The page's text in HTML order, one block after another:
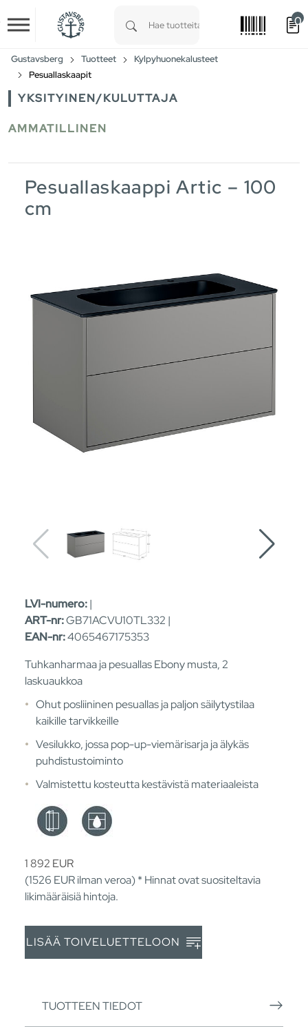
Skip to main content
0
Gustavsberg Tuotteet
Kylpyhuonekalusteet
Pesuallaskaapit
YKSITYINEN/KULUTTAJA
AMMATILLINEN
Pesuallaskaappi Artic – 100
cm
LVI-numero:|
ART-nr:GB71ACVU10TL332 |
EAN-nr:4065467175353
Tuhkanharmaa ja pesuallas Ebony musta, 2
laskuaukkoa
Ohut posliininen pesuallas ja paljon säilytystilaa
kaikille tarvikkeille
Vesilukko, jossa pop-up-viemärisarja ja älykäs
puhdistustoiminto
Valmistettu kosteutta kestävistä materiaaleista
1 892 EUR
(1526 EURilman veroa) * Hinnat ovat suositeltavia
likimääräisiä hintoja.
LISÄÄ TOIVELUETTELOON
TUOTTEEN TIEDOT